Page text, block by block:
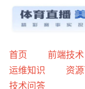
首页 前端技术
运维知识
资
技术问答